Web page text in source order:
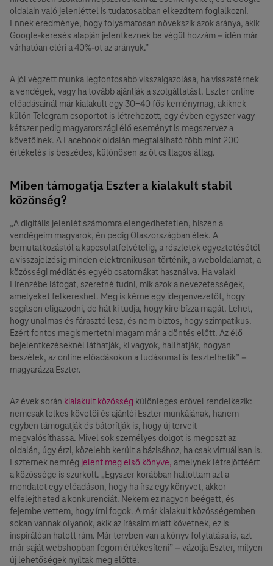
oldalain való jelenléttel is tudatosabban elkezdtem foglalkozni.
Ennek eredménye, hogy folyamatosan növekszik azok aránya, akik
Google-keresés alapján jelentkeznek be végül hozzám – idén már
várhatóan eléri a 40%-ot az arányuk.”
A jól végzett munka legfontosabb visszaigazolása, ha visszatérnek
a vendégek, vagy ha tovább ajánlják a szolgáltatást. Eszter online
előadásainál már kialakult egy 30-40 fős keménymag, akiknek
külön Telegram csoportot is létrehozott, egy évben egyszer vagy
kétszer pedig magyarországi élő eseményt is megszervez a
követőinek. A Facebook oldalán megtalálható több mint 200
értékelés is beszédes, különösen az öt csillagos átlag.
Miben támogatja Eszter a kialakult stabil
közönség?
„A digitális jelenlét számomra elengedhetetlen, hiszen a
vendégeim magyarok, én pedig Olaszországban élek. A
bemutatkozástól a kapcsolatfelvételig, a részletek egyeztetésétől
a visszajelzésig minden elektronikusan történik, a weboldalamat, a
közösségi médiát és egyéb csatornákat használva. Ha valaki
Firenzébe látogat, szeretné tudni, mik azok a nevezetességek,
amelyeket felkereshet. Meg is kérne egy idegenvezetőt, hogy
segítsen eligazodni, de hát ki tudja, hogy kire bízza magát. Lehet,
hogy unalmas és fárasztó lesz, és nem biztos, hogy szimpatikus.
Ezért fontos megismertetni magam már a döntés előtt. Az élő
bejelentkezéseknél láthatják, ki vagyok, hallhatják, hogyan
beszélek, az online előadásokon a tudásomat is tesztelhetik” –
magyarázza Eszter.
Az évek során kialakult közösség különleges erővel rendelkezik:
nemcsak lelkes követői és ajánlói Eszter munkájának, hanem
egyben támogatják és bátorítják is, hogy új terveit
megvalósíthassa. Mivel sok személyes dolgot is megoszt az
oldalán, úgy érzi, közelebb került a bázisához, ha csak virtuálisan is.
Eszternek nemrég jelent meg első könyve, amelynek létrejöttéért
a közössége is szurkolt. „Egyszer korábban hallottam azt a
mondatot egy előadáson, hogy ha írsz egy könyvet, akkor
elfelejtheted a konkurenciát. Nekem ez nagyon beégett, és
fejembe vettem, hogy írni fogok. A már kialakult közösségemben
sokan vannak olyanok, akik az írásaim miatt követnek, ez is
inspirálóan hatott rám. Már tervben van a könyv folytatása is, azt
már saját webshopban fogom értékesíteni” – vázolja Eszter, milyen
új lehetőségek nyíltak meg előtte.